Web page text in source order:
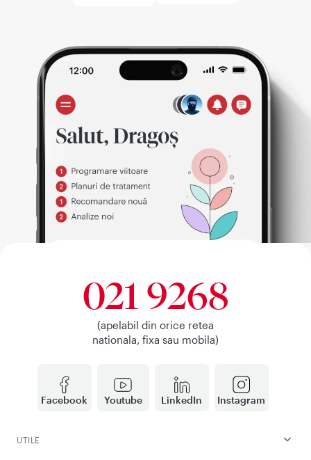
Facebook Youtube LinkedIn Instagram
021 9268
(apelabil din orice retea
nationala, fixa sau mobila)
UTILE